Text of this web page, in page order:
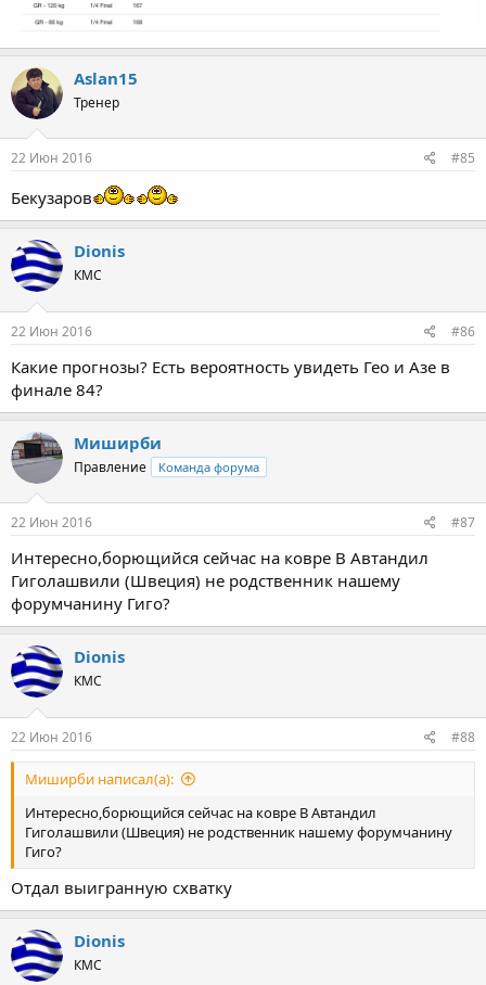
Aslan15
Тренер
22 Июн 2016 #85
Бекузаров
Dionis
КМС
22 Июн 2016 #86
Какие прогнозы? Есть вероятность увидеть Гео и Азе в
финале 84?
Миширби
Правление Команда форума
22 Июн 2016 #87
Интересно,борющийся сейчас на ковре В Автандил
Гиголашвили (Швеция) не родственник нашему
форумчанину Гиго?
Dionis
КМС
22 Июн 2016 #88
Миширби написал(а):
Интересно,борющийся сейчас на ковре В Автандил
Гиголашвили (Швеция) не родственник нашему форумчанину
Гиго?
Отдал выигранную схватку
Dionis
КМС